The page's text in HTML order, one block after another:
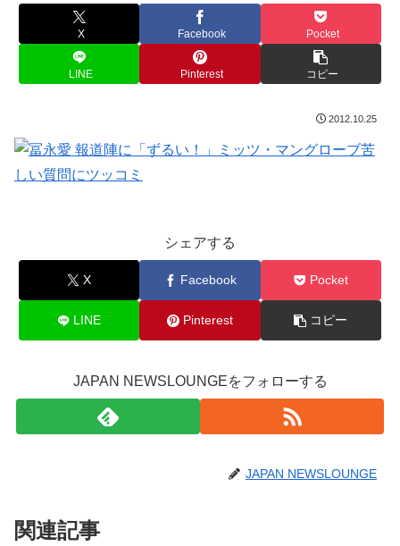
X Facebook Pocket
LINE Pinterest コピー
2012.10.25
シェアする
X Facebook Pocket
LINE Pinterest コピー
JAPAN NEWSLOUNGEをフォローする
JAPAN NEWSLOUNGE
関連記事